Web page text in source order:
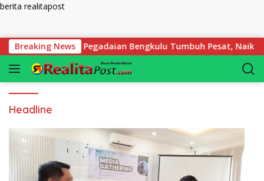
berita realitapost
Breaking News
Transaksi Pegadaian Bengkulu Tumbuh Pesat, Naik
Headline